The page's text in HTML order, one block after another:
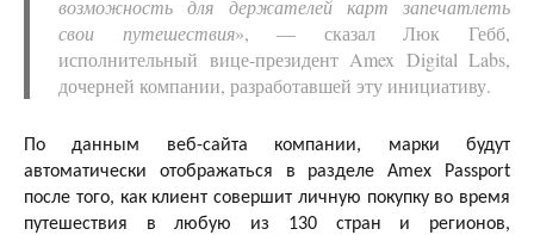
возможность для держателей карт запечатлеть
свои путешествия», — сказал Люк Гебб,
исполнительный вице-президент Amex Digital Labs,
дочерней компании, разработавшей эту инициативу.
По данным веб-сайта компании, марки будут
автоматически отображаться в разделе Amex Passport
после того, как клиент совершит личную покупку во время
путешествия в любую из 130 стран и регионов,